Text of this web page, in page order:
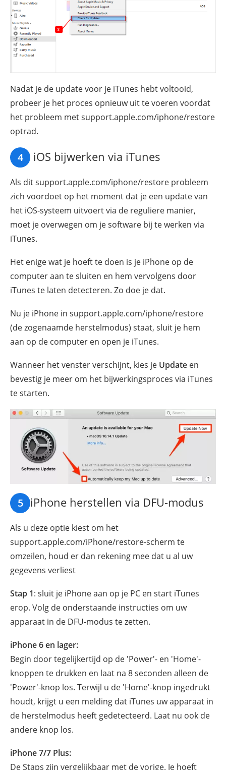
Nadat je de update voor je iTunes hebt voltooid,
probeer je het proces opnieuw uit te voeren voordat
het probleem met support.apple.com/iphone/restore
optrad.
4 iOS bijwerken via iTunes
Als dit support.apple.com/iphone/restore probleem
zich voordoet op het moment dat je een update van
het iOS-systeem uitvoert via de reguliere manier,
moet je overwegen om je software bij te werken via
iTunes.
Het enige wat je hoeft te doen is je iPhone op de
computer aan te sluiten en hem vervolgens door
iTunes te laten detecteren. Zo doe je dat.
Nu je iPhone in support.apple.com/iphone/restore
(de zogenaamde herstelmodus) staat, sluit je hem
aan op de computer en open je iTunes.
Wanneer het venster verschijnt, kies je Update en
bevestig je meer om het bijwerkingsproces via iTunes
te starten.
5 iPhone herstellen via DFU-modus
Als u deze optie kiest om het
support.apple.com/iPhone/restore-scherm te
omzeilen, houd er dan rekening mee dat u al uw
gegevens verliest
Stap 1: sluit je iPhone aan op je PC en start iTunes
erop. Volg de onderstaande instructies om uw
apparaat in de DFU-modus te zetten.
iPhone 6 en lager:
Begin door tegelijkertijd op de 'Power'- en 'Home'-
knoppen te drukken en laat na 8 seconden alleen de
'Power'-knop los. Terwijl u de 'Home'-knop ingedrukt
houdt, krijgt u een melding dat iTunes uw apparaat in
de herstelmodus heeft gedetecteerd. Laat nu ook de
andere knop los.
iPhone 7/7 Plus:
De Staps zijn vergelijkbaar met de vorige. Je hoeft